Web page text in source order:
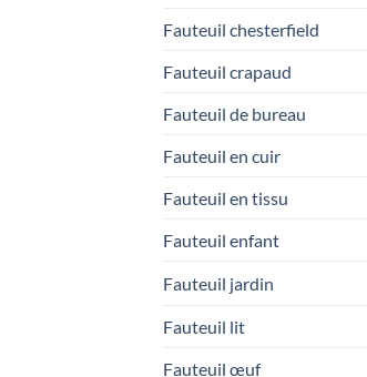
Fauteuil chesterfield
Fauteuil crapaud
Fauteuil de bureau
Fauteuil en cuir
Fauteuil en tissu
Fauteuil enfant
Fauteuil jardin
Fauteuil lit
Fauteuil œuf